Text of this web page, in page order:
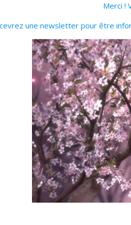
Merci !
une newsletter pour être